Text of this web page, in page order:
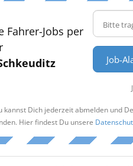
Fahrer-Jobs per
Job-
Dich jederzeit abmelden und
Hier findest Du unsere